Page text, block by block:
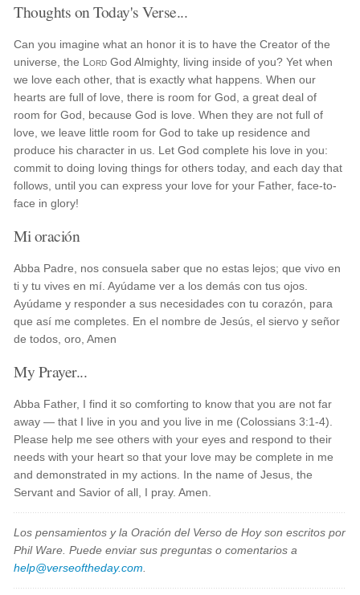
Thoughts on Today's Verse...
Can you imagine what an honor it is to have the Creator of the
universe, the Lord God Almighty, living inside of you? Yet when
we love each other, that is exactly what happens. When our
hearts are full of love, there is room for God, a great deal of
room for God, because God is love. When they are not full of
love, we leave little room for God to take up residence and
produce his character in us. Let God complete his love in you:
commit to doing loving things for others today, and each day that
follows, until you can express your love for your Father, face-to-
face in glory!
Mi oración
Abba Padre, nos consuela saber que no estas lejos; que vivo en
ti y tu vives en mí. Ayúdame ver a los demás con tus ojos.
Ayúdame y responder a sus necesidades con tu corazón, para
que así me completes. En el nombre de Jesús, el siervo y señor
de todos, oro, Amen
My Prayer...
Abba Father, I find it so comforting to know that you are not far
away — that I live in you and you live in me (Colossians 3:1-4).
Please help me see others with your eyes and respond to their
needs with your heart so that your love may be complete in me
and demonstrated in my actions. In the name of Jesus, the
Servant and Savior of all, I pray. Amen.
Los pensamientos y la Oración del Verso de Hoy son escritos por
Phil Ware. Puede enviar sus preguntas o comentarios a
help@verseoftheday.com